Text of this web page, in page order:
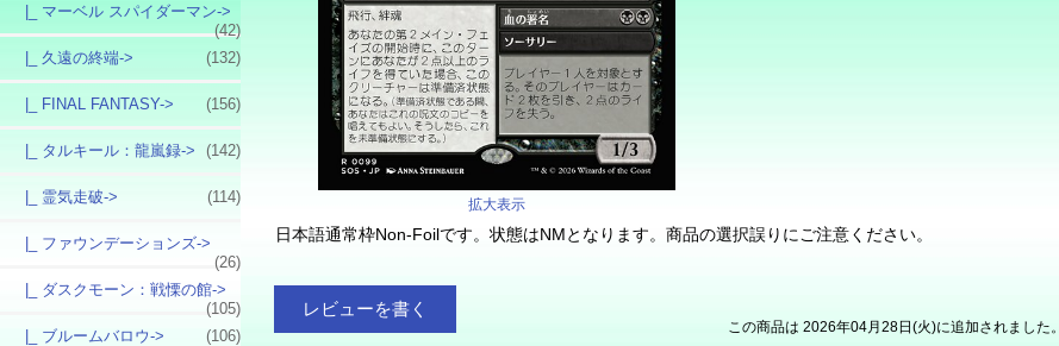
|_ マーベル スパイダーマン->
(42)
|_ 久遠の終端->
(132)
|_ FINAL FANTASY-> (156)
|_ タルキール：龍嵐録-> (142)
|_ 霊気走破-> (114)
|_ ファウンデーションズ->
(26)
|_ ダスクモーン：戦慄の館->
(105)
|_ ブルームバロウ->
(106)
拡大表示
日本語通常枠Non-Foilです。状態はNMとなります。商品の選択誤りにご注意ください。
レビューを書く
この商品は 2026年04月28日(火)に追加されました。